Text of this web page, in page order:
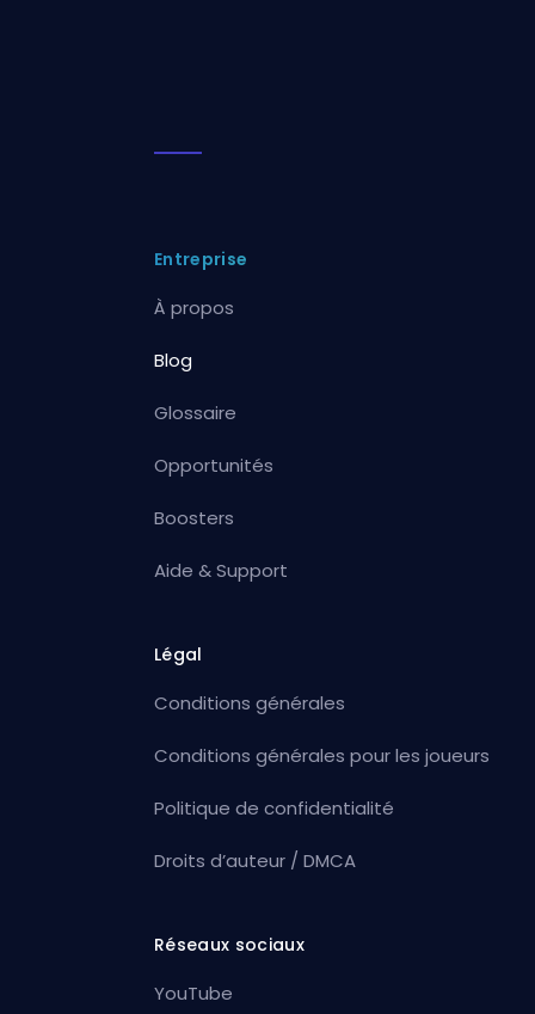
Entreprise
À propos
Blog
Glossaire
Opportunités
Boosters
Aide & Support
Légal
Conditions générales
Conditions générales pour les joueurs
Politique de confidentialité
Droits d’auteur / DMCA
Réseaux sociaux
YouTube